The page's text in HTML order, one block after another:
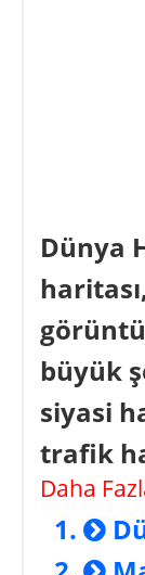
Dünya
büyük
siyasi
trafik
Daha